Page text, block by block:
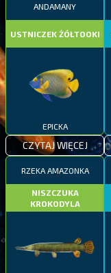
ANDAMANY
USTNICZEK ŻÓŁTOOKI
EPICKA
CZYTAJ WIĘCEJ
RZEKA AMAZONKA
NISZCZUKA
KROKODYLA